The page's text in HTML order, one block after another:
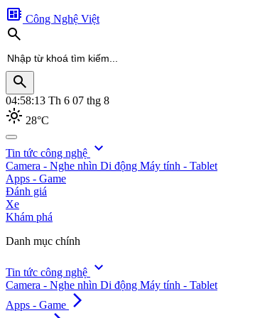
developer_board Công Nghệ Việt
search
search
04:58:15 Th 6 07 thg 8
light_mode 28°C
search
Tin tức công nghệ expand_more
Camera - Nghe nhìn Di động Máy tính - Tablet
Apps - Game
Đánh giá
Xe
Khám phá
Danh mục chính
Tin tức công nghệ expand_more
Camera - Nghe nhìn Di động Máy tính - Tablet
Apps - Game arrow_forward_ios